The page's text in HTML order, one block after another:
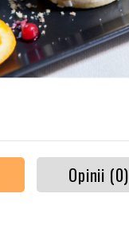
Opinii (0)